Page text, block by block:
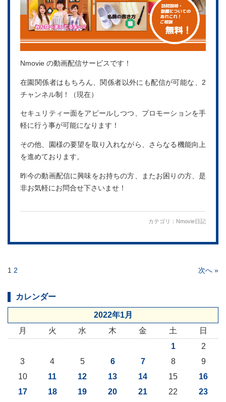
Nmovie の動画配信サービスです！
在園関係者はもちろん、関係者以外にも配信が可能な、2
チャンネル制！（現在）
セキュリティー面をアピールしつつ、プロモーションを手
軽に行う事が可能になります！
その他、園様の要望を取り入れながら、さらなる機能向上
を進めております。
昨今の動画配信に興味をお持ちの方、またお困りの方、是
非お気軽にお問合せ下さいませ！
カテゴリ： Nmovie日記
1 2 次へ »
カレンダー
2022年1月
月
火 水 木 金 土 日
1
2
3
4 5 6 7 8
9
10
11 12 13 14 15
16
17
18 19 20 21 22
23